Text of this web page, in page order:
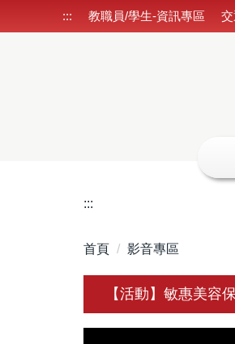
到
::: 教職員/學生-資訊專區
:::
首頁 影音專區
【活動】敏惠美容